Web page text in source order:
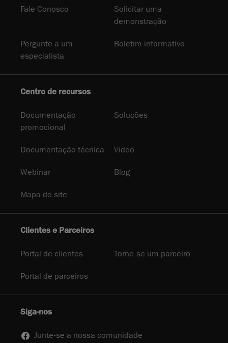
Fale Conosco
Solicitar uma
demonstração
Pergunte a um
especialista
Boletim informativo
Centro de recursos
Documentação
promocional
Soluções
Documentação técnica Video
Webinar Blog
Mapa do site
Clientes e Parceiros
Portal de clientes Torne-se um parceiro
Portal de parceiros
Siga-nos
Junte-se a nossa comunidade